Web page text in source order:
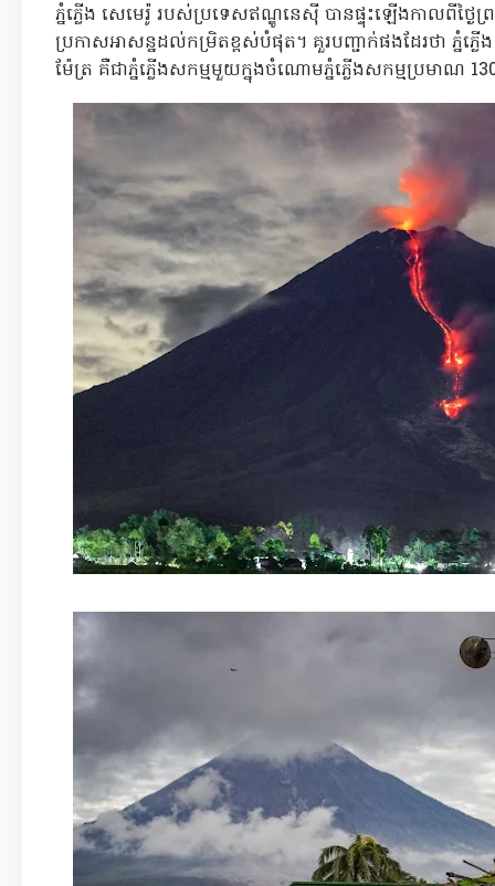
ភ្នំភ្លើង សេមេរ៉ូ របស់ប្រទេសឥណ្ឌូនេស៊ី បានផ្ទុះឡើងកាលពីថ្ងៃព្
ប្រកាសអាសន្នដល់កម្រិតខ្ពស់បំផុត។ គួរបញ្ជាក់ផងដែរថា ភ្នំភ្
ម៉ែត្រ គឺជាភ្នំភ្លើងសកម្មមួយក្នុងចំណោមភ្នំភ្លើងសកម្មប្រមាណ